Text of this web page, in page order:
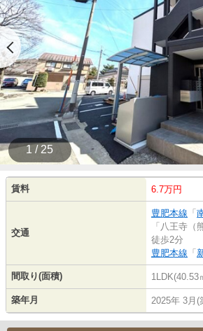
1 / 25
賃料 6.7万円
交通
豊肥本線 「
「八王寺
徒歩2分
豊肥本線 「
間取り(面積) 1LDK(40.53
築年月 2025年 3月(